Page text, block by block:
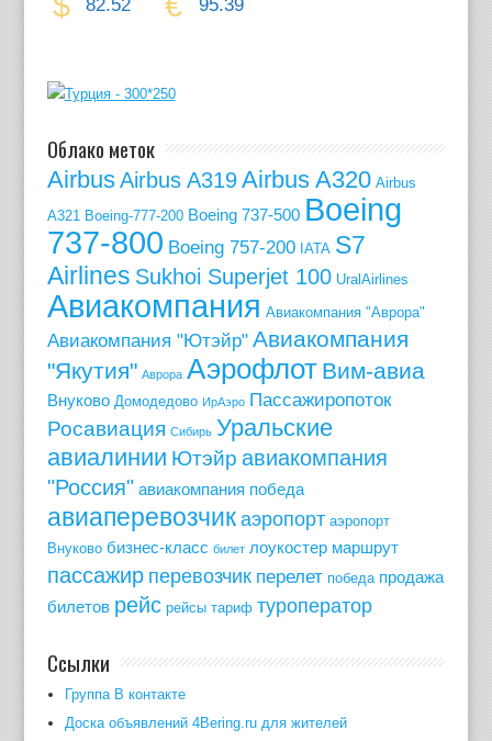
82.52 95.39
Облако меток
Airbus Airbus A319 Airbus A320 Airbus
A321 Boeing-777-200 Boeing 737-500 Boeing
737-800 Boeing 757-200 IATA S7
Airlines Sukhoi Superjet 100 UralAirlines
Авиакомпания Авиакомпания "Аврора"
Авиакомпания "Ютэйр" Авиакомпания
"Якутия" Аврора Аэрофлот Вим-авиа
Внуково Домодедово ИрАэро Пассажиропоток
Росавиация Сибирь Уральские
авиалинии Ютэйр авиакомпания
"Россия" авиакомпания победа
авиаперевозчик аэропорт аэропорт
Внуково бизнес-класс билет лоукостер маршрут
пассажир перевозчик перелет победа продажа
билетов рейс рейсы тариф туроператор
Ссылки
Группа В контакте
Доска объявлений 4Bering.ru для жителей